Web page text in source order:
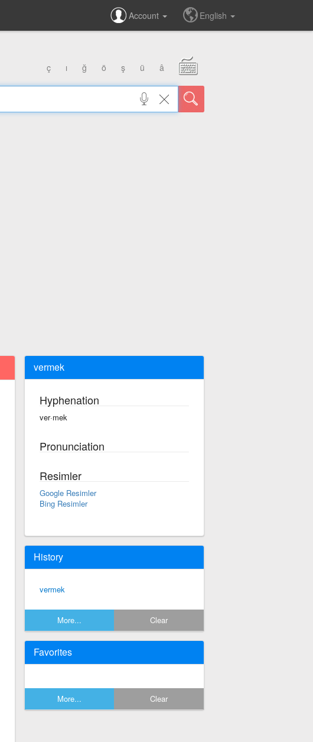
Account English
ç ı ğ ö ş ü â
vermek
Hyphenation
ver·mek
Pronunciation
Resimler
Google Resimler
Bing Resimler
History
vermek
More... Clear
Favorites
More... Clear